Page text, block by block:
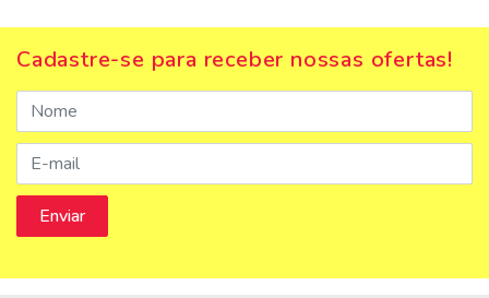
Cadastre-se para receber nossas ofertas!